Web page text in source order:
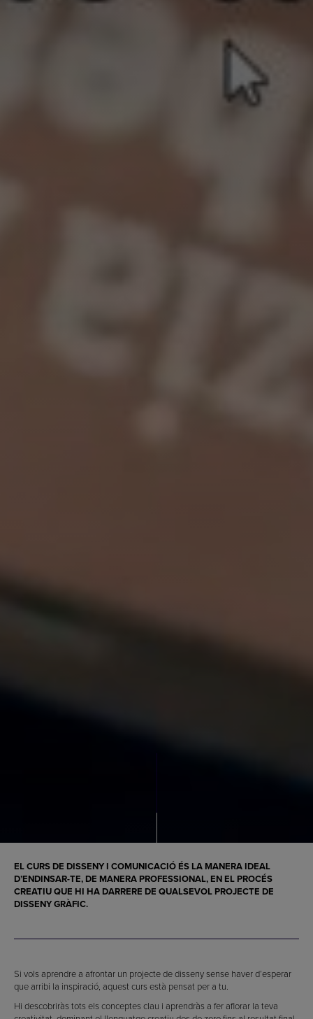
EL CURS DE DISSENY I COMUNICACIÓ ÉS LA MANERA IDEAL
D’ENDINSAR-TE, DE MANERA PROFESSIONAL, EN EL PROCÉS
CREATIU QUE HI HA DARRERE DE QUALSEVOL PROJECTE DE
DISSENY GRÀFIC.
Si vols aprendre a afrontar un projecte de disseny sense haver d’esperar
que arribi la inspiració, aquest curs està pensat per a tu.
Hi descobriràs tots els conceptes clau i aprendràs a fer aflorar la teva